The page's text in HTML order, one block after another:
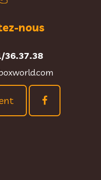
nous
36.37.38